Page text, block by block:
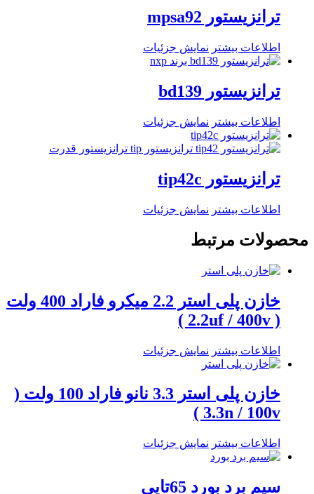
ترانزیستور mpsa92
اطلاعات بیشتر نمایش جزئیات
ترانزیستور bd139
اطلاعات بیشتر نمایش جزئیات
ترانزیستور tip42c
اطلاعات بیشتر نمایش جزئیات
محصولات مرتبط
خازن پلی استر 2.2 میکرو فاراد 400 ولت
( 2.2uf / 400v )
اطلاعات بیشتر نمایش جزئیات
خازن پلی استر 3.3 نانو فاراد 100 ولت (
3.3n / 100v )
اطلاعات بیشتر نمایش جزئیات
سیم برد بورد 65تایی